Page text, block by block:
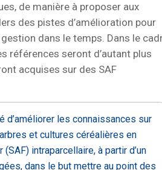
de manière à proposer aux
des pistes d’amélioration pour
dans le temps. Dans le
références seront d’autant plus
acquises sur des SAF
d’améliorer les connaissances sur
et cultures céréalières en
intraparcellaire, à partir d’un
dans le but mettre au point des